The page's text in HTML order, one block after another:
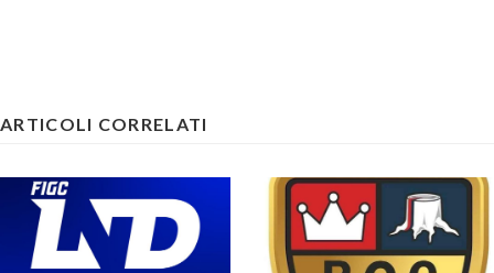
ARTICOLI CORRELATI